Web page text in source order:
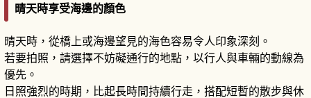
晴天時享受海邊的顏色
晴天時，從橋上或海邊望見的海色容易令人印象深刻。
若要拍照，請選擇不妨礙通行的地點，以行人與車輛的動線為
優先。
日照強烈的時期，比起長時間持續行走，搭配短暫的散步與休